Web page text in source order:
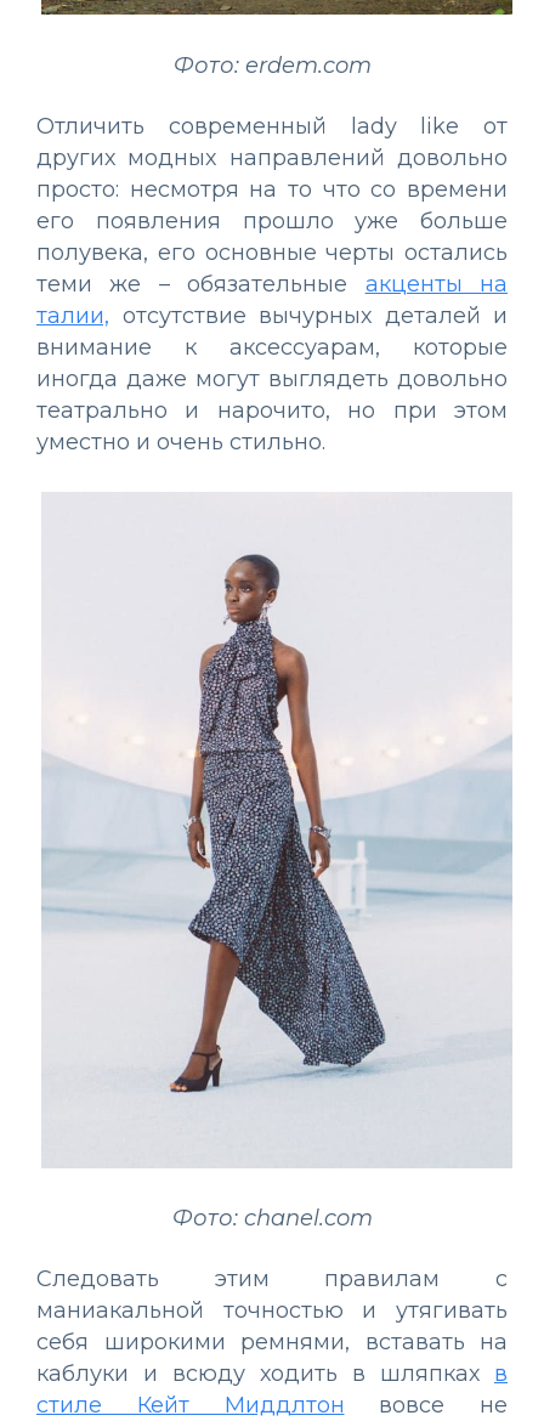
Фото: erdem.com
Отличить современный lady like от
других модных направлений довольно
просто: несмотря на то что со времени
его появления прошло уже больше
полувека, его основные черты остались
теми же – обязательные акценты на
талии, отсутствие вычурных деталей и
внимание к аксессуарам, которые
иногда даже могут выглядеть довольно
театрально и нарочито, но при этом
уместно и очень стильно.
Фото: chanel.com
Следовать этим правилам с
маниакальной точностью и утягивать
себя широкими ремнями, вставать на
каблуки и всюду ходить в шляпках в
стиле Кейт Миддлтон вовсе не